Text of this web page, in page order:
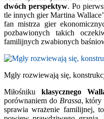
dwóch perspektyw. Po
tle innych gier Martina
fan mistrza gier
pozbawionych takich
familijnych zwabionych
Mgły rozwiewają się,
Miłośnikuklasycznego
porównaniem do Brassa, który
sprawia wrażenie familijnej,